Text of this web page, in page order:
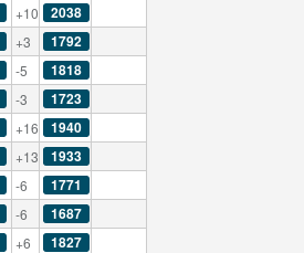
+10 2038
+3 1792
-5 1818
-3 1723
+16 1940
+13 1933
-6 1771
-6 1687
+6 1827